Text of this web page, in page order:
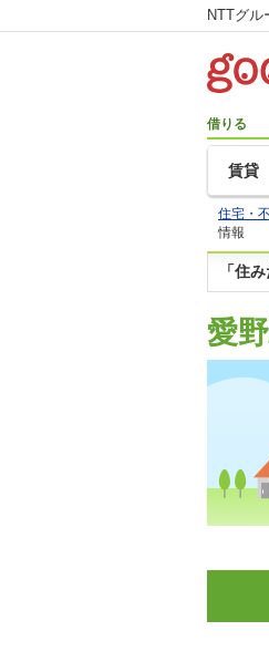
NTTグル
借りる
賃貸
住宅・
情報
「住
愛